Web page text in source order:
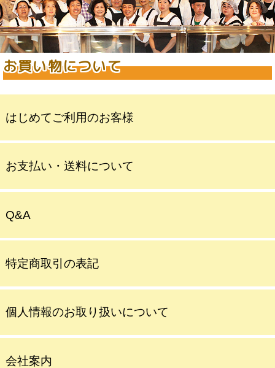
お買い物について
はじめてご利用のお客様
お支払い・送料について
Q&A
特定商取引の表記
個人情報のお取り扱いについて
会社案内